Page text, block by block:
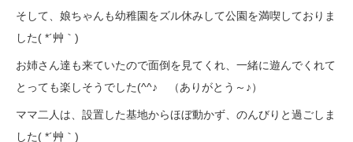
そして、娘ちゃんも幼稚園をズル休みして公園を満喫しておりま
した( *´艸｀)
お姉さん達も来ていたので面倒を見てくれ、一緒に遊んでくれて
とっても楽しそうでした(^^♪ （ありがとう～♪）
ママ二人は、設置した基地からほぼ動かず、のんびりと過ごしま
した( *´艸｀)